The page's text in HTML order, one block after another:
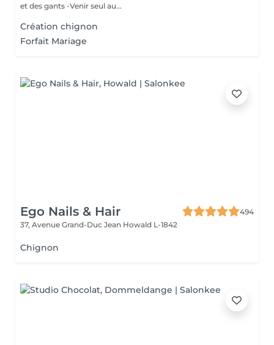
et des gants -Venir seul au...
Création chignon
Forfait Mariage
Ego Nails & Hair
494
37, Avenue Grand-Duc Jean Howald L-1842
Chignon